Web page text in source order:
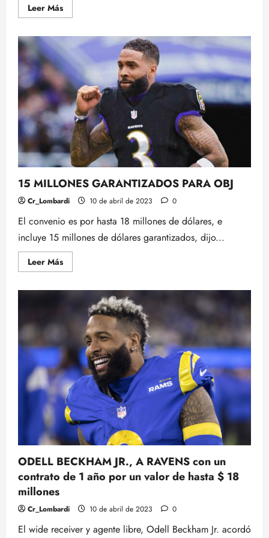
Leer MásLeer
más
Kingsbury
listo
para
unirse
al
Staff
de
USC;
Trabajaría
con
Caleb
Williams.
15 MILLONES GARANTIZADOS PARA OBJ
Cr_Lombardi 10 de abril de 2023 0
El convenio es por hasta 18 millones de dólares, e
incluye 15 millones de dólares garantizados, dijo...
Leer MásLeer
más
MILLONES
GARANTIZADOS
ODELL BECKHAM JR., A RAVENS con un
contrato de 1 año por un valor de hasta $ 18
millones
Cr_Lombardi 10 de abril de 2023 0
El wide receiver y agente libre, Odell Beckham Jr. acordó